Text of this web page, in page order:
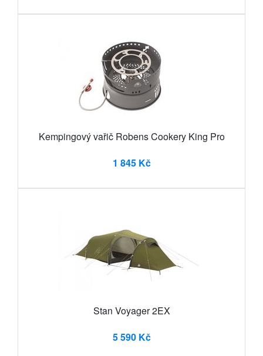
Kempingový vařič Robens Cookery King Pro
1 845 Kč
Stan Voyager 2EX
5 590 Kč